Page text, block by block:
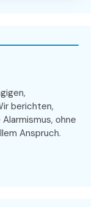
berichten,
ohne
Anspruch.